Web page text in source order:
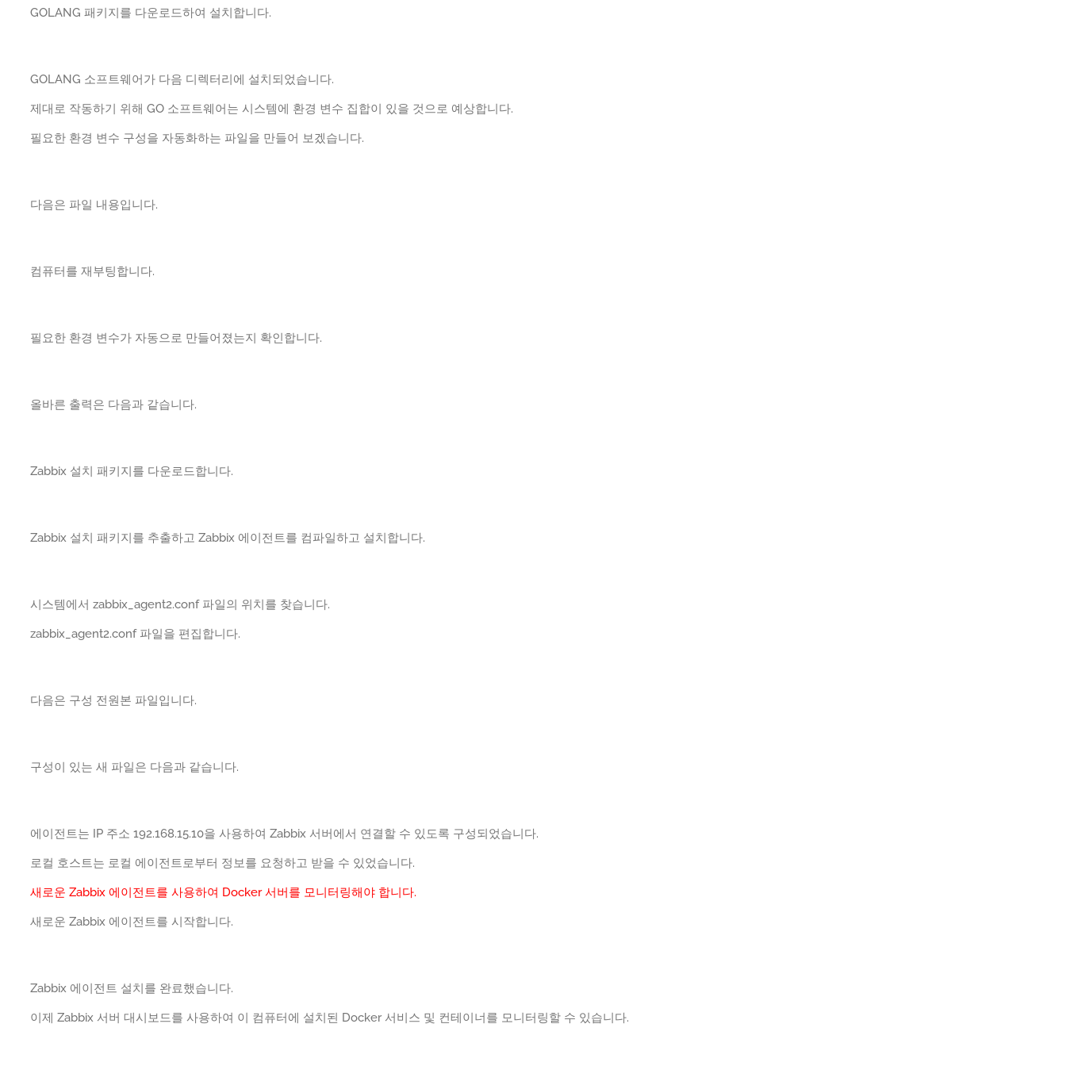
GOLANG 패키지를 다운로드하여 설치합니다.
GOLANG 소프트웨어가 다음 디렉터리에 설치되었습니다.
제대로 작동하기 위해 GO 소프트웨어는 시스템에 환경 변수 집합이 있을 것으로 예상합니다.
필요한 환경 변수 구성을 자동화하는 파일을 만들어 보겠습니다.
다음은 파일 내용입니다.
컴퓨터를 재부팅합니다.
필요한 환경 변수가 자동으로 만들어졌는지 확인합니다.
올바른 출력은 다음과 같습니다.
Zabbix 설치 패키지를 다운로드합니다.
Zabbix 설치 패키지를 추출하고 Zabbix 에이전트를 컴파일하고 설치합니다.
시스템에서 zabbix_agent2.conf 파일의 위치를 찾습니다.
zabbix_agent2.conf 파일을 편집합니다.
다음은 구성 전원본 파일입니다.
구성이 있는 새 파일은 다음과 같습니다.
에이전트는 IP 주소 192.168.15.10을 사용하여 Zabbix 서버에서 연결할 수 있도록 구성되었습니다.
로컬 호스트는 로컬 에이전트로부터 정보를 요청하고 받을 수 있었습니다.
새로운 Zabbix 에이전트를 사용하여 Docker 서버를 모니터링해야 합니다.
새로운 Zabbix 에이전트를 시작합니다.
Zabbix 에이전트 설치를 완료했습니다.
이제 Zabbix 서버 대시보드를 사용하여 이 컴퓨터에 설치된 Docker 서비스 및 컨테이너를 모니터링할 수 있습니다.